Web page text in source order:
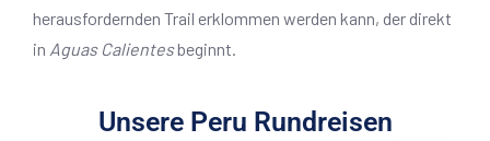
herausfordernden Trail erklommen werden kann, der direkt
in Aguas Calientesbeginnt.
Unsere Peru Rundreisen